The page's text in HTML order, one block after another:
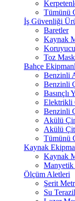
Tümünü
İş Güvenliği
Baretler
Kaynak
Toz
Bahçe
Benzinli
Benzinli
Basınçlı
Elektrikli
Benzinli
Akülü
Akülü
Tümünü
Kaynak
Kaynak
Manyetik
Ölçüm Aletleri
Şerit
Su